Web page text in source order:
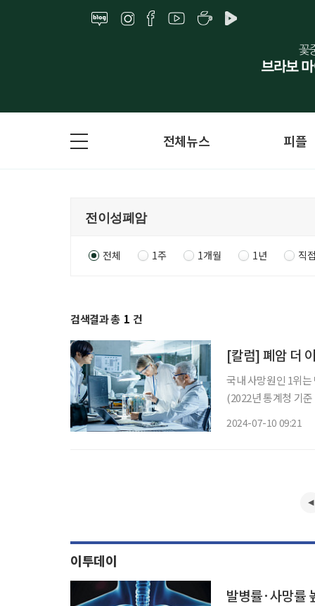
전체뉴스 피플
전체 1주 1개월 1년 직
검색결과 총 1 건
[칼럼] 폐암 더
국내 사망원인 1위
(2022년 통계청 기
2024-07-10 09:21
이투데이
발병률·사망률